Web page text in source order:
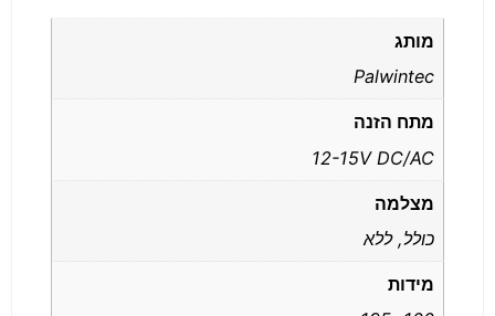
מותג
Palwintec
מתח הזנה
12-15V DC/AC
מצלמה
כולל, ללא
מידות